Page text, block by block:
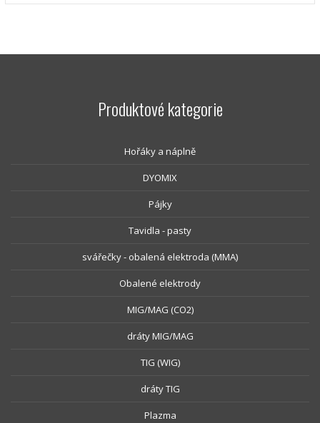
Produktové kategorie
Hořáky a náplně
DYOMIX
Pájky
Tavidla - pasty
svářečky - obalená elektroda (MMA)
Obalené elektrody
MIG/MAG (CO2)
dráty MIG/MAG
TIG (WIG)
dráty TIG
Plazma